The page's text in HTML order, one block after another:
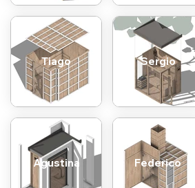
Tiago Sergio
Agustina Federico